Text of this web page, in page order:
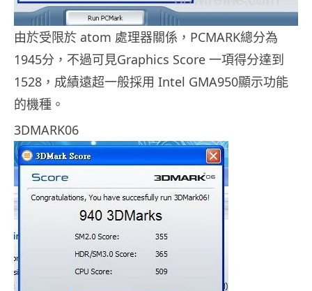
由於受限於 atom 處理器關係，PCMARK總分為
1945分，不過可見Graphics Score 一項得分達到
1528，成績遠超一般採用 Intel GMA950顯示功能
的機種。
3DMARK06